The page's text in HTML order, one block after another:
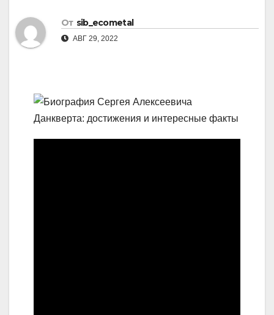
От sib_ecometal
АВГ 29, 2022